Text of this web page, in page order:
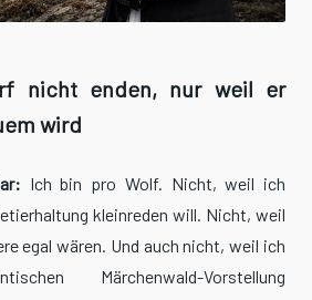
nicht enden, nur weil er
wird
Ich bin pro Wolf. Nicht, weil ich
kleinreden will. Nicht, weil
egal wären. Und auch nicht, weil ich
Märchenwald-Vorstellung